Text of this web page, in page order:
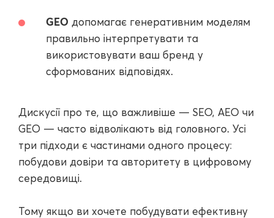
GEO допомагає генеративним моделям
правильно інтерпретувати та
використовувати ваш бренд у
сформованих відповідях.
Дискусії про те, що важливіше — SEO, AEO чи
GEO — часто відволікають від головного. Усі
три підходи є частинами одного процесу:
побудови довіри та авторитету в цифровому
середовищі.
Тому якщо ви хочете побудувати ефективну